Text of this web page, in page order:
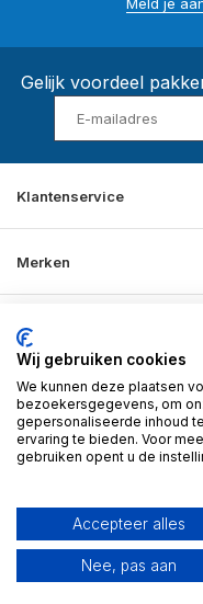
Gelijk voordeel
Klantenservice
Merken
Informatie
Contact
© 2026 BD Store
Wij gebruiken cookies
We kunnen deze plaatsen
bezoekersgegevens, om
gepersonaliseerde inhoud
ervaring te bieden. Voor
gebruiken opent u de
Accepteer alles
Nee, pas aan